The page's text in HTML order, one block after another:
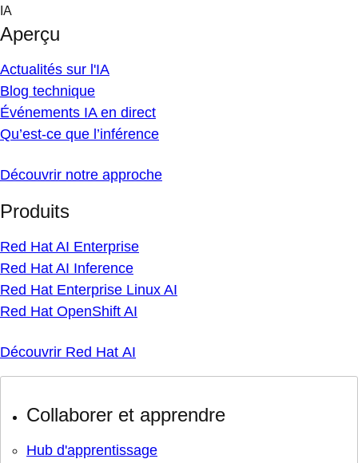
Skip
content
IA
Aperçu
Actualités sur l'IA
Blog technique
Événements IA en direct
Qu’est-ce que l’inférence
Découvrir notre approche
Produits
Red Hat AI Enterprise
Red Hat AI Inference
Red Hat Enterprise Linux AI
Red Hat OpenShift AI
Découvrir Red Hat AI
Collaborer et apprendre
Hub d'apprentissage